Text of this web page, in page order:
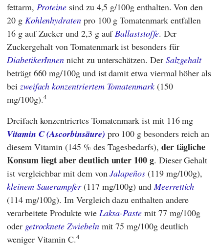
fettarm, Proteine sind zu 4,5 g/100g enthalten. Von den
20 g Kohlenhydratenpro 100 g Tomatenmark entfallen
16 g auf Zucker und 2,3 g aufBallaststoffe. Der
Zuckergehalt von Tomatenmark ist besonders für
DiabetikerInnen nicht zu unterschätzen. Der Salzgehalt
beträgt 660 mg/100g und ist damit etwa viermal höher als
bei zweifach konzentriertem Tomatenmark(150
mg/100g).4
Dreifach konzentriertes Tomatenmark ist mit 116 mg
Vitamin C (Ascorbinsäure) pro 100 g besonders reich an
diesem Vitamin (145 % des Tagesbedarfs), der tägliche
Konsum liegt aber deutlich unter 100 g. Dieser Gehalt
ist vergleichbar mit dem vonJalapeños(119 mg/100g),
kleinem Sauerampfer(117 mg/100g) undMeerrettich
(114 mg/100g). Im Vergleich dazu enthalten andere
verarbeitete Produkte wie Laksa-Paste mit 77 mg/100g
oder getrocknete Zwiebelnmit 75 mg/100g deutlich
weniger Vitamin C.4